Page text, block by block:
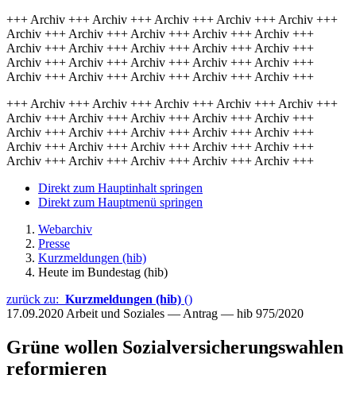
+++ Archiv +++ Archiv +++ Archiv +++ Archiv +++ Archiv +++
Archiv +++ Archiv +++ Archiv +++ Archiv +++ Archiv +++
Archiv +++ Archiv +++ Archiv +++ Archiv +++ Archiv +++
Archiv +++ Archiv +++ Archiv +++ Archiv +++ Archiv +++
Archiv +++ Archiv +++ Archiv +++ Archiv +++ Archiv +++
+++ Archiv +++ Archiv +++ Archiv +++ Archiv +++ Archiv +++
Archiv +++ Archiv +++ Archiv +++ Archiv +++ Archiv +++
Archiv +++ Archiv +++ Archiv +++ Archiv +++ Archiv +++
Archiv +++ Archiv +++ Archiv +++ Archiv +++ Archiv +++
Archiv +++ Archiv +++ Archiv +++ Archiv +++ Archiv +++
Direkt zum Hauptinhalt springen
Direkt zum Hauptmenü springen
Webarchiv
Presse
Kurzmeldungen (hib)
Heute im Bundestag (hib)
zurück zu: Kurzmeldungen (hib) ()
17.09.2020 Arbeit und Soziales — Antrag — hib 975/2020
Grüne wollen Sozialversicherungswahlen
reformieren